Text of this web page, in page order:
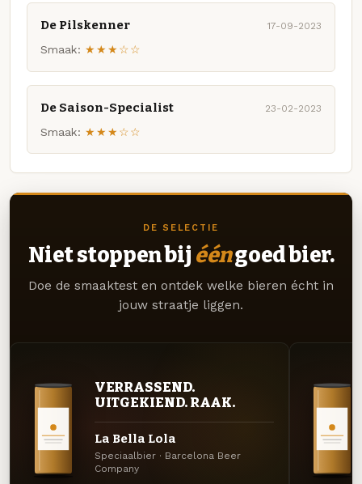
De Pilskenner 17-09-2023
Smaak: ★★★☆☆
De Saison-Specialist 23-02-2023
Smaak: ★★★☆☆
DE SELECTIE
Niet stoppen bij ééngoed bier.
Doe de smaaktest en ontdek welke bieren écht in
jouw straatje liggen.
VERRASSEND.
UITGEKIEND. RAAK.
La Bella Lola
Speciaalbier · Barcelona Beer
Company